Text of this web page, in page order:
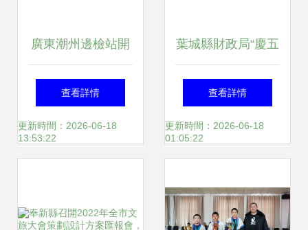
廣東潮州邊檢站開
展“慶國慶”系列文
體活動策劃方案
查看詳情
更新時間：2026-06-18
13:53:22
葉城縣財政局“慶五
一·迎五四”文體活
動方案
查看詳情
更新時間：2026-06-18
01:05:22